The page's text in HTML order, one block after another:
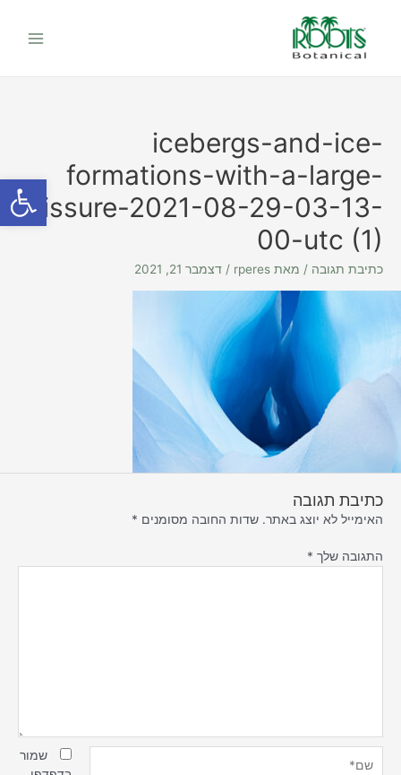
פתח
Menu
icebergs-and-ice-
formations-with-a-large-
fissure-2021-08-29-03-13-
00-utc (1)
כתיבת תגובה / מאת rperes
/ דצמבר 21, 2021
כתיבת תגובה
האימייל לא יוצג באתר. שדות החובה מסומנים *
התגובה שלך *
שמור